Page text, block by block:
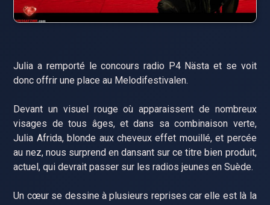
Julia a remporté le concours radio P4 Nästa et se voit
donc offrir une place au Melodifestivalen.
Devant un visuel rouge où apparaissent de nombreux
visages de tous âges, et dans sa combinaison verte,
Julia Afrida, blonde aux cheveux effet mouillé, et percée
au nez, nous surprend en dansant sur ce titre bien produit,
actuel, qui devrait passer sur les radios jeunes en Suède.
Un cœur se dessine à plusieurs reprises car elle est là la